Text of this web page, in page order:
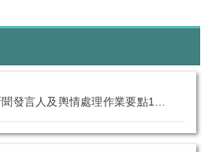
國立東華大學 新聞發言人及輿情處理作業要點114.09.10